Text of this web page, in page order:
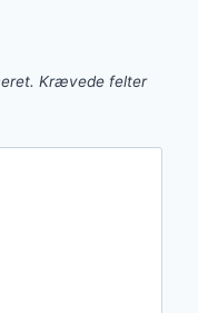
Krævede felter